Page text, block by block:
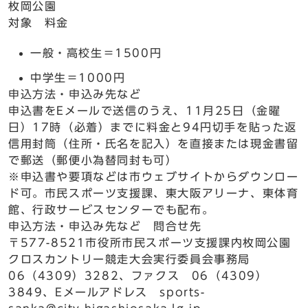
枚岡公園
対象 料金
一般・高校生＝1500円
中学生＝1000円
申込方法・申込み先など
申込書をEメールで送信のうえ、11月25日（金曜
日）17時（必着）までに料金と94円切手を貼った返
信用封筒（住所・氏名を記入）を直接または現金書留
で郵送（郵便小為替同封も可）
※申込書や要項などは市ウェブサイトからダウンロー
ド可。市民スポーツ支援課、東大阪アリーナ、東体育
館、行政サービスセンターでも配布。
申込方法・申込み先など 問合せ先
〒577-8521市役所市民スポーツ支援課内枚岡公園
クロスカントリー競走大会実行委員会事務局
06（4309）3282、ファクス 06（4309）
3849、Eメールアドレス sports-